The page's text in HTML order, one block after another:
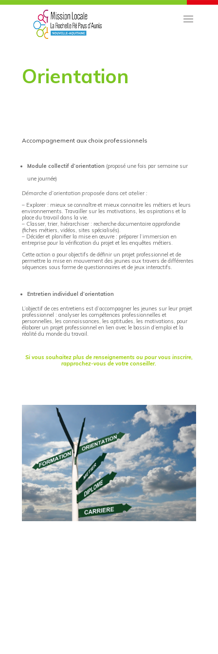
Orientation
Accompagnement aux choix professionnels
Module collectif d’orientation (proposé une fois par semaine sur
une journée)
Démarche d’orientation proposée dans cet atelier :
– Explorer : mieux se connaître et mieux connaitre les métiers et leurs
environnements. Travailler sur les motivations, les aspirations et la
place du travail dans la vie.
– Classer, trier, hiérarchiser : recherche documentaire approfondie
(fiches métiers, vidéos, sites spécialisés).
– Décider et planifier la mise en œuvre : préparer l’immersion en
entreprise pour la vérification du projet et les enquêtes métiers.
Cette action a pour objectifs de définir un projet professionnel et de
permettre la mise en mouvement des jeunes aux travers de différentes
séquences sous forme de questionnaires et de jeux interactifs.
Entretien individuel d’orientation
L’objectif de ces entretiens est d’accompagner les jeunes sur leur projet
professionnel : analyser les compétences professionnelles et
personnelles, les connaissances, les aptitudes, les motivations, pour
élaborer un projet professionnel en lien avec le bassin d’emploi et la
réalité du monde du travail.
Si vous souhaitez plus de renseignements ou pour vous inscrire,
rapprochez-vous de votre conseiller.